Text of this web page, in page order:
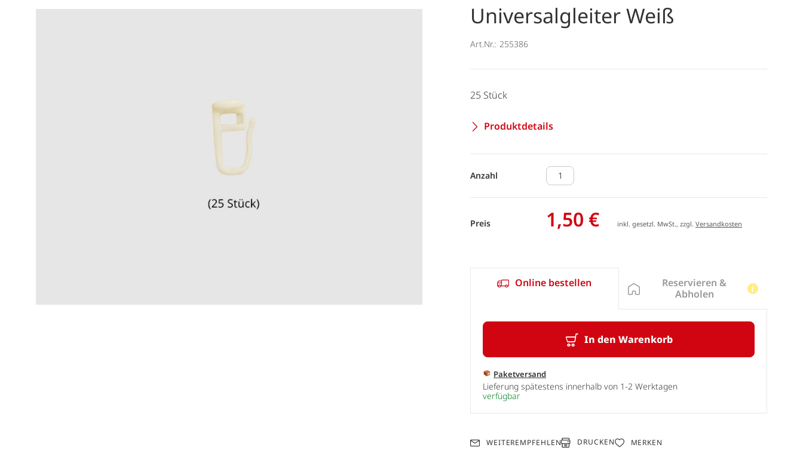
Universalgleiter Weiß
Art.Nr.: 255386
25 Stück
Produktdetails
Anzahl
Preis 1,50 € inkl. gesetzl. MwSt., zzgl.Versandkosten
Online bestellen
In den Warenkorb
Paketversand
Lieferung spätestens innerhalb von 1-2 Werktagen
verfügbar
Reservieren &
Abholen
WEITEREMPFEHLEN DRUCKEN MERKEN